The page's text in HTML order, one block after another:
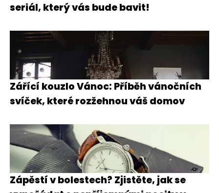
seriál, který vás bude bavit!
Zářící kouzlo Vánoc: Příběh vánočních
svíček, které rozžehnou váš domov
Zápěstí v bolestech? Zjistěte, jak se